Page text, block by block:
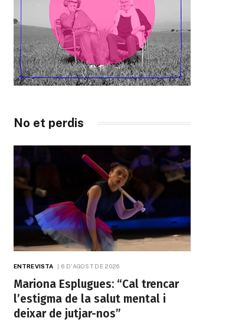
No et perdis
ENTREVISTA 6 D'AGOST DE 2026
Mariona Esplugues: “Cal trencar
l’estigma de la salut mental i
deixar de jutjar-nos”